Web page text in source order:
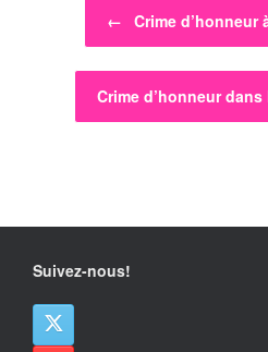
Post navigation
← Crime d’honneur
Crime d’honneur
Suivez-nous!